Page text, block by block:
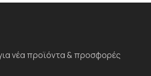
νέα προϊόντα & προσφορές